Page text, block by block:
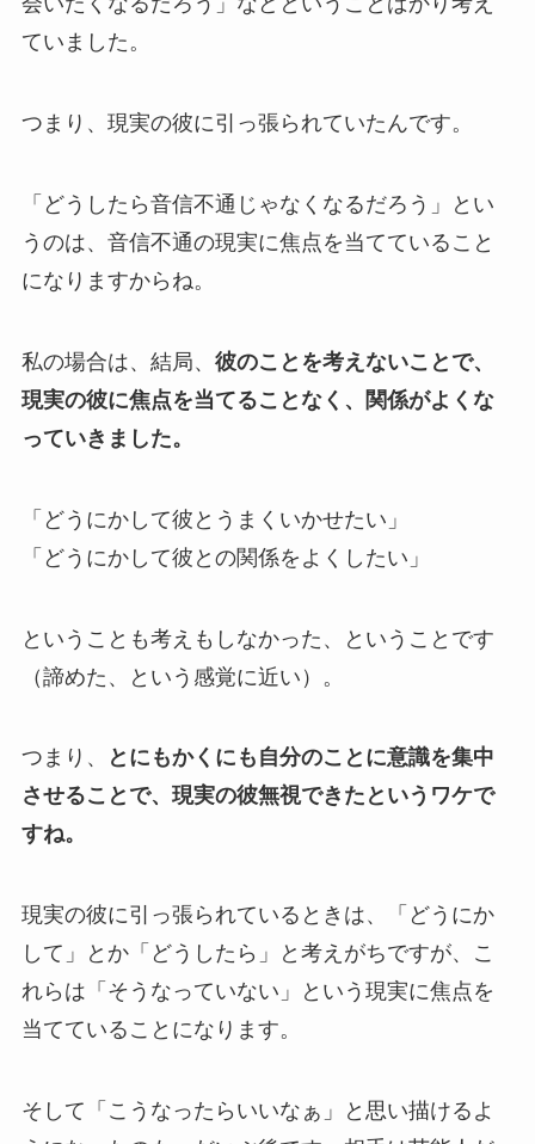
ていました。
つまり、現実の彼に引っ張られていたんです。
「どうしたら音信不通じゃなくなるだろう」とい
うのは、音信不通の現実に焦点を当てていること
になりますからね。
私の場合は、結局、 彼のことを考えないことで、
現実の彼に焦点を当てることなく、関係がよくな
っていきました。
「どうにかして彼とうまくいかせたい」
「どうにかして彼との関係をよくしたい」
ということも考えもしなかった、ということです
（諦めた、という感覚に近い）。
つまり、
とにもかくにも自分のことに意識を集中
させることで、現実の彼無視できたというワケで
すね。
現実の彼に引っ張られているときは、「どうにか
して」とか「どうしたら」と考えがちですが、こ
れらは「そうなっていない」という現実に焦点を
当てていることになります。
そして「こうなったらいいなぁ」と思い描けるよ